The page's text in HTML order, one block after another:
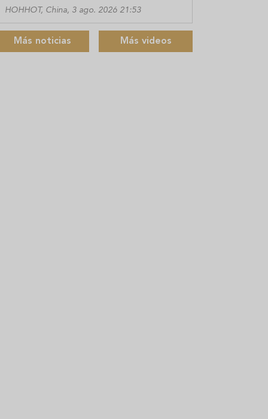
HOHHOT, China, 3 ago. 2026 21:53
Más noticias Más videos